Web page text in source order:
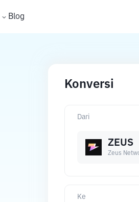
Blog
Konversi
Dari
ZEUS
Zeus
Ke